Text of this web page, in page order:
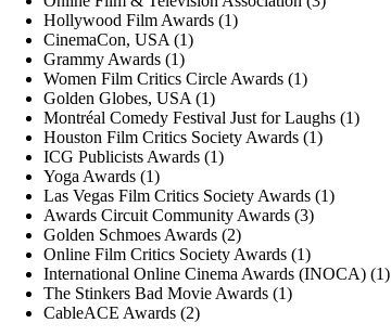
Hollywood Film Awards (1)
CinemaCon, USA (1)
Grammy Awards (1)
Women Film Critics Circle Awards (1)
Golden Globes, USA (1)
Montréal Comedy Festival Just for Laughs (1)
Houston Film Critics Society Awards (1)
ICG Publicists Awards (1)
Yoga Awards (1)
Las Vegas Film Critics Society Awards (1)
Awards Circuit Community Awards (3)
Golden Schmoes Awards (2)
Online Film Critics Society Awards (1)
International Online Cinema Awards (INOCA) (1)
The Stinkers Bad Movie Awards (1)
CableACE Awards (2)